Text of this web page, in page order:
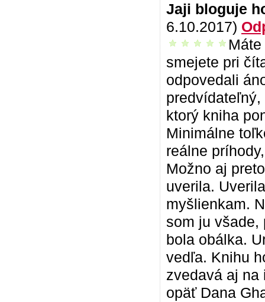
Jaji bloguje
6.10.2017)
vrelo odporúčam
smejete pri
odpovedali
ktorý kniha
Minimálne
reálne
Možno aj
uverila.
myšlienkam.
som ju všade,
bola obálka.
vedľa. Knihu
zvedavá aj na
opäť Dana